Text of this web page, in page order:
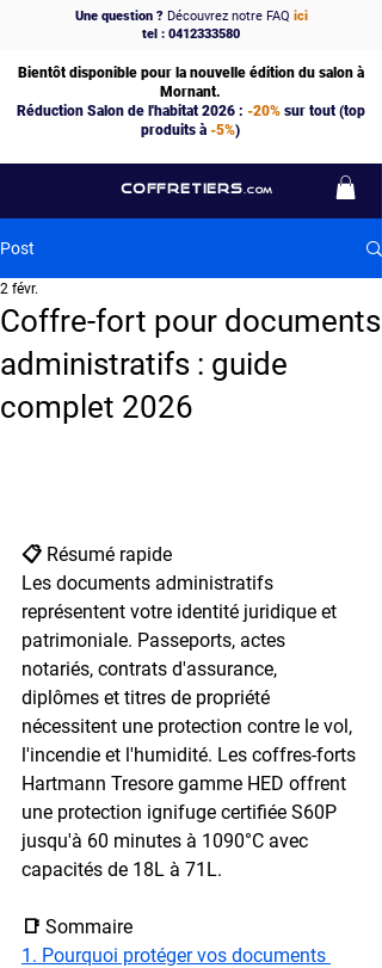
COFFRETIERS .COM
Une question ?Découvrez notre FAQ ici
tel : 0412333580
Bientôt disponible pour la nouvelle édition du salon à
Mornant.
Réduction Salon de l'habitat 2026 : -20%sur tout (top
produits à -5%)
Post
Coffre-fort pour documents
administratifs : guide
complet 2026
2 févr.
📋 Résumé rapide
Les documents administratifs
représentent votre identité juridique et
patrimoniale. Passeports, actes
notariés, contrats d'assurance,
diplômes et titres de propriété
nécessitent une protection contre le vol,
l'incendie et l'humidité. Les coffres-forts
Hartmann Tresore gamme HED offrent
une protection ignifuge certifiée S60P
jusqu'à 60 minutes à 1090°C avec
capacités de 18L à 71L.
📑 Sommaire
1. Pourquoi protéger vos documents